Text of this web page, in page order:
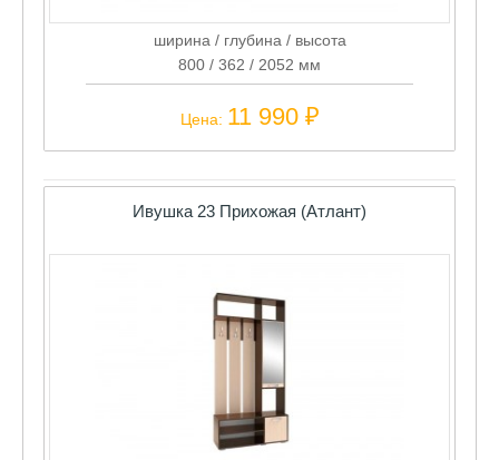
ширина / глубина / высота
800 / 362 / 2052 мм
Цена: 11 990 ₽
Ивушка 23 Прихожая (Атлант)